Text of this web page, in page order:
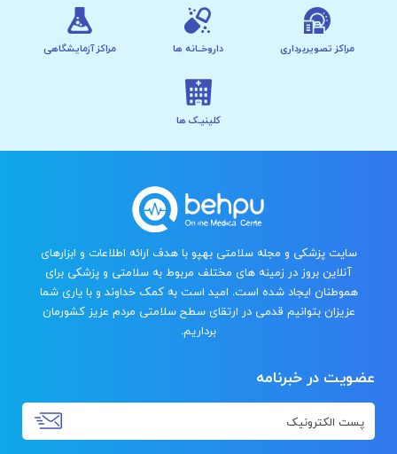
مراکز تصویربرداری داروخــانه ها مراکز آزمایشگاهی
کلینیـک ها
سایت پزشکی و مجله سلامتی بهپو با هدف ارائه اطلاعات و ابزارهای
آنلاین بروز در زمینه های مختلف مربوط به سلامتی و پزشکی برای
هموطنان ایجاد شده است. امید است به کمک خداوند و با یاری شما
عزیزان بتوانیم قدمی در ارتقای سطح سلامتی مردم عزیز کشورمان
برداریم.
در خبرنامه